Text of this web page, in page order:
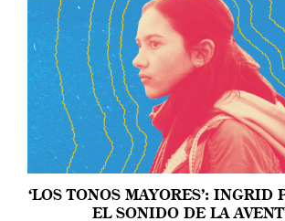
‘LOS TONOS MAYORES’: INGRID
EL SONIDO DE LA